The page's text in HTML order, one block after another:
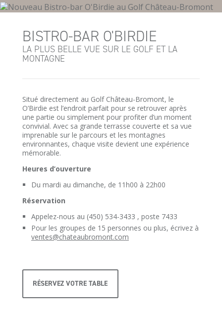
BISTRO-BAR O'BIRDIE
LA PLUS BELLE VUE SUR LE GOLF ET LA
MONTAGNE
Situé directement au Golf Château-Bromont, le
O’Birdie est l’endroit parfait pour se retrouver après
une partie ou simplement pour profiter d’un moment
convivial. Avec sa grande terrasse couverte et sa vue
imprenable sur le parcours et les montagnes
environnantes, chaque visite devient une expérience
mémorable.
Heures d’ouverture
Du mardi au dimanche, de 11h00 à 22h00
Réservation
Appelez-nous au (450) 534-3433 , poste 7433
Pour les groupes de 15 personnes ou plus, écrivez à
ventes@chateaubromont.com
RÉSERVEZ VOTRE TABLE